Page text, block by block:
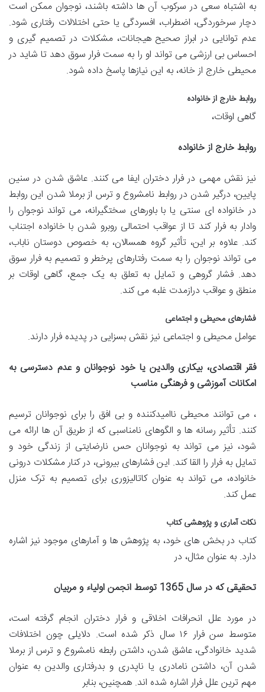
به اشتباه سعی در سرکوب آن ها داشته باشند، نوجوان ممکن است
دچار سرخوردگی، اضطراب، افسردگی یا حتی اختلالات رفتاری شود.
عدم توانایی در ابراز صحیح هیجانات، مشکلات در تصمیم گیری و
احساس بی ارزشی می تواند او را به سمت فرار سوق دهد تا شاید در
محیطی خارج از خانه، به این نیازها پاسخ داده شود.
روابط خارج از خانواده
گاهی اوقات،
روابط خارج از خانواده
نیز نقش مهمی در فرار دختران ایفا می کنند. عاشق شدن در سنین
پایین، درگیر شدن در روابط نامشروع و ترس از برملا شدن این روابط
در خانواده ای سنتی یا با باورهای سختگیرانه، می تواند نوجوان را
وادار به فرار کند تا از عواقب احتمالی روبرو شدن با خانواده اجتناب
کند. علاوه بر این، تأثیر گروه همسالان، به خصوص دوستان ناباب،
می تواند نوجوان را به سمت رفتارهای پرخطر و تصمیم به فرار سوق
دهد. فشار گروهی و تمایل به تعلق به یک جمع، گاهی اوقات بر
منطق و عواقب درازمدت غلبه می کند.
فشارهای محیطی و اجتماعی
عوامل محیطی و اجتماعی نیز نقش بسزایی در پدیده فرار دارند.
فقر اقتصادی، بیکاری والدین یا خود نوجوانان و عدم دسترسی به
امکانات آموزشی و فرهنگی مناسب
، می توانند محیطی ناامیدکننده و بی افق را برای نوجوانان ترسیم
کنند. تأثیر رسانه ها و الگوهای نامناسبی که از طریق آن ها ارائه می
شود، نیز می تواند به نوجوانان حس نارضایتی از زندگی خود و
تمایل به فرار را القا کند. این فشارهای بیرونی، در کنار مشکلات درونی
خانواده، می تواند به عنوان کاتالیزوری برای تصمیم به ترک منزل
عمل کند.
نکات آماری و پژوهشی کتاب
کتاب در بخش های خود، به پژوهش ها و آمارهای موجود نیز اشاره
دارد. به عنوان مثال، در
تحقیقی که در سال 1365 توسط انجمن اولیاء و مربیان
در مورد علل انحرافات اخلاقی و فرار دختران انجام گرفته است،
متوسط سن فرار ۱۶ سال ذکر شده است. دلایلی چون اختلافات
شدید خانوادگی، عاشق شدن، داشتن رابطه نامشروع و ترس از برملا
شدن آن، داشتن نامادری یا ناپدری و بدرفتاری والدین به عنوان
مهم ترین علل فرار اشاره شده اند. همچنین، بنابر